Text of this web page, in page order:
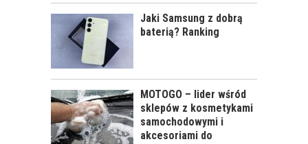
Jaki Samsung z dobrą
baterią? Ranking
MOTOGO – lider wśród
sklepów z kosmetykami
samochodowymi i
akcesoriami do